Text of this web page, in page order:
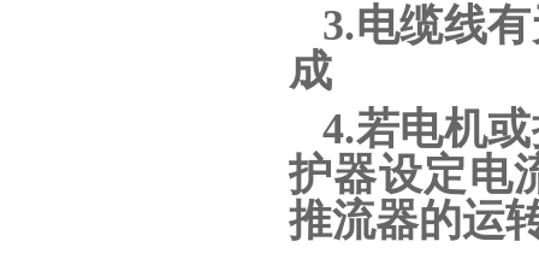
3.电缆线
成
4.若电机
护器设定电
推流器的运